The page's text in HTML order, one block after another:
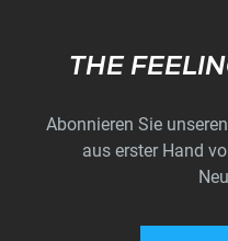
THE
Abonnieren Sie
aus erster Hand